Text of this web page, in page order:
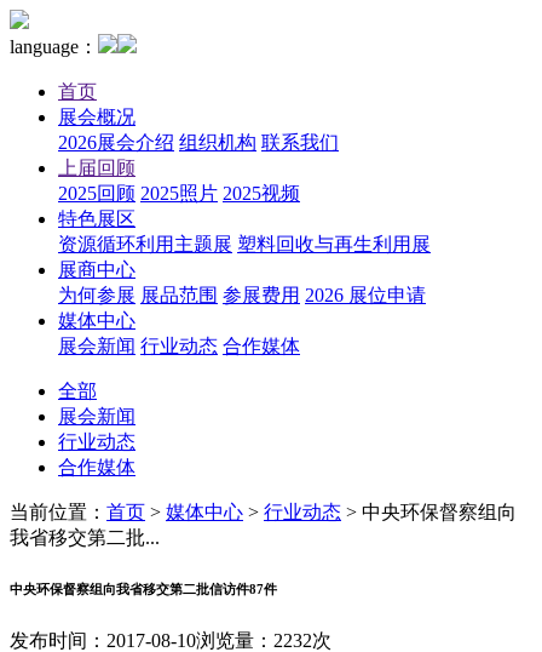
language：
首页
展会概况
2026展会介绍 组织机构 联系我们
上届回顾
2025回顾 2025照片 2025视频
特色展区
资源循环利用主题展 塑料回收与再生利用展
展商中心
为何参展 展品范围 参展费用 2026 展位申请
媒体中心
展会新闻 行业动态 合作媒体
全部
展会新闻
行业动态
合作媒体
当前位置： 首页 > 媒体中心 > 行业动态 > 中央环保督察组向
我省移交第二批...
中央环保督察组向我省移交第二批信访件87件
发布时间：2017-08-10浏览量：2232次